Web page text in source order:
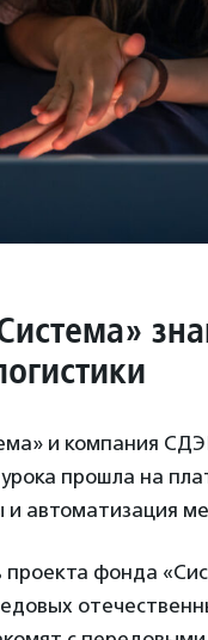
и компания
урока прошла на
и автоматизация
фонда